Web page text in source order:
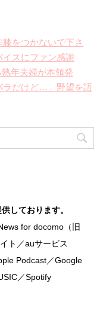
をつかないで下さ
スにファン感謝
年夫婦が本領発
ラだけど…」野望を語
しております。
for docomo（旧
ト／auサービス
Podcast／Google
／Spotify